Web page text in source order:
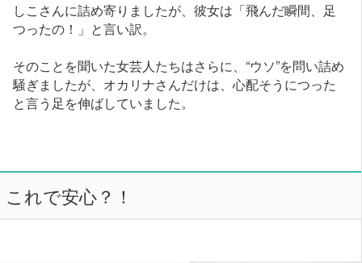
しこさんに詰め寄りましたが、彼女は「飛んだ瞬間、足
つったの！」と言い訳。
そのことを聞いた女芸人たちはさらに、“ウソ”を問い詰め
騒ぎましたが、オカリナさんだけは、心配そうにつった
と言う足を伸ばしていました。
これで安心？！